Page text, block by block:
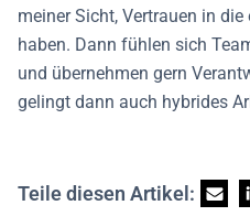
meiner Sicht, Vertrauen in
haben. Dann fühlen sich
und übernehmen gern
gelingt dann auch hybrides
Teile diesen Artikel: